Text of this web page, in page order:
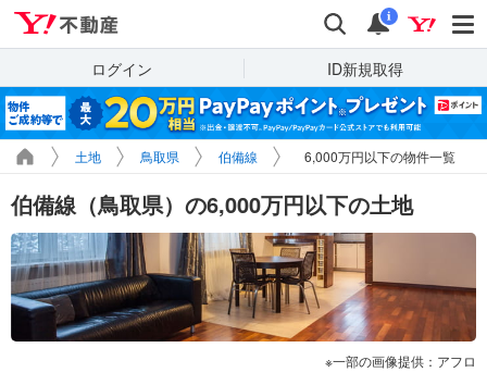
検索 通知
i
ログイン ID新規取得
土地 鳥取県 伯備線 6,000万円以下の物件一覧
伯備線（鳥取県）の6,000万円以下の土地
一部の画像提供：アフロ